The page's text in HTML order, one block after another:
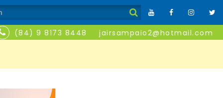
(84) 9 8173 8448 jairsampaio2@hotmail.com